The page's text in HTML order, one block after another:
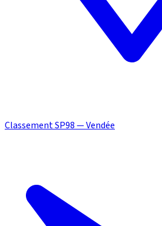
Classement SP98 — Vendée